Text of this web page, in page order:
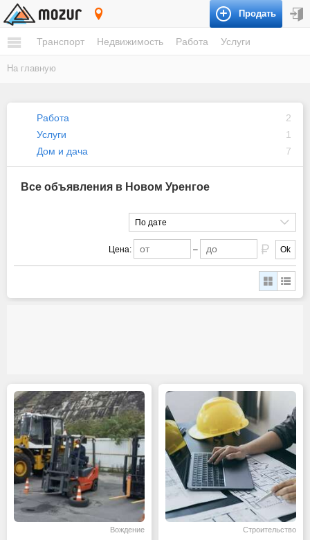
Продать
Транспорт Недвижимость Работа Услуги
На главную
Работа
2
Услуги
1
Дом и дача
7
Все объявления в Новом Уренгое
По дате
Цена: – Ok
Вождение Строительство